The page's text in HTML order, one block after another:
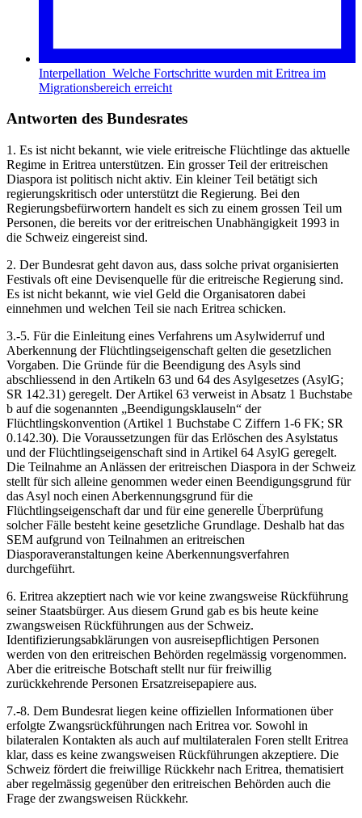
Interpellation_Welche Fortschritte wurden mit Eritrea im
Migrationsbereich erreicht
Antworten des Bundesrates
1. Es ist nicht bekannt, wie viele eritreische Flüchtlinge das aktuelle
Regime in Eritrea unterstützen. Ein grosser Teil der eritreischen
Diaspora ist politisch nicht aktiv. Ein kleiner Teil betätigt sich
regierungskritisch oder unterstützt die Regierung. Bei den
Regierungsbefürwortern handelt es sich zu einem grossen Teil um
Personen, die bereits vor der eritreischen Unabhängigkeit 1993 in
die Schweiz eingereist sind.
2. Der Bundesrat geht davon aus, dass solche privat organisierten
Festivals oft eine Devisenquelle für die eritreische Regierung sind.
Es ist nicht bekannt, wie viel Geld die Organisatoren dabei
einnehmen und welchen Teil sie nach Eritrea schicken.
3.-5. Für die Einleitung eines Verfahrens um Asylwiderruf und
Aberkennung der Flüchtlingseigenschaft gelten die gesetzlichen
Vorgaben. Die Gründe für die Beendigung des Asyls sind
abschliessend in den Artikeln 63 und 64 des Asylgesetzes (AsylG;
SR 142.31) geregelt. Der Artikel 63 verweist in Absatz 1 Buchstabe
b auf die sogenannten „Beendigungsklauseln“ der
Flüchtlingskonvention (Artikel 1 Buchstabe C Ziffern 1-6 FK; SR
0.142.30). Die Voraussetzungen für das Erlöschen des Asylstatus
und der Flüchtlingseigenschaft sind in Artikel 64 AsylG geregelt.
Die Teilnahme an Anlässen der eritreischen Diaspora in der Schweiz
stellt für sich alleine genommen weder einen Beendigungsgrund für
das Asyl noch einen Aberkennungsgrund für die
Flüchtlingseigenschaft dar und für eine generelle Überprüfung
solcher Fälle besteht keine gesetzliche Grundlage. Deshalb hat das
SEM aufgrund von Teilnahmen an eritreischen
Diasporaveranstaltungen keine Aberkennungsverfahren
durchgeführt.
6. Eritrea akzeptiert nach wie vor keine zwangsweise Rückführung
seiner Staatsbürger. Aus diesem Grund gab es bis heute keine
zwangsweisen Rückführungen aus der Schweiz.
Identifizierungsabklärungen von ausreisepflichtigen Personen
werden von den eritreischen Behörden regelmässig vorgenommen.
Aber die eritreische Botschaft stellt nur für freiwillig
zurückkehrende Personen Ersatzreisepapiere aus.
7.-8. Dem Bundesrat liegen keine offiziellen Informationen über
erfolgte Zwangsrückführungen nach Eritrea vor. Sowohl in
bilateralen Kontakten als auch auf multilateralen Foren stellt Eritrea
klar, dass es keine zwangsweisen Rückführungen akzeptiere. Die
Schweiz fördert die freiwillige Rückkehr nach Eritrea, thematisiert
aber regelmässig gegenüber den eritreischen Behörden auch die
Frage der zwangsweisen Rückkehr.